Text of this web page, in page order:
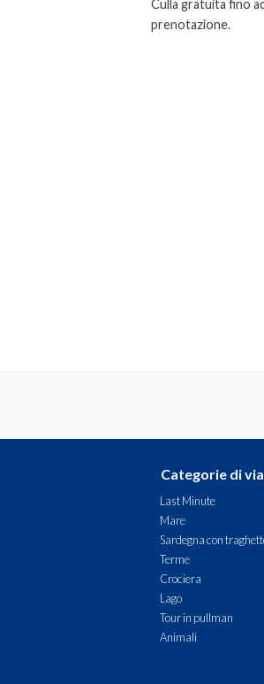
Culla gratuita fino
prenotazione.
Categorie di
Last Minute
Mare
Sardegna con
Terme
Crociera
Lago
Tour in pullman
Animali